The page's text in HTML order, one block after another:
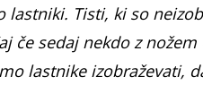
Tisti, ki so
če sedaj nekdo z
lastnike izobraževati,